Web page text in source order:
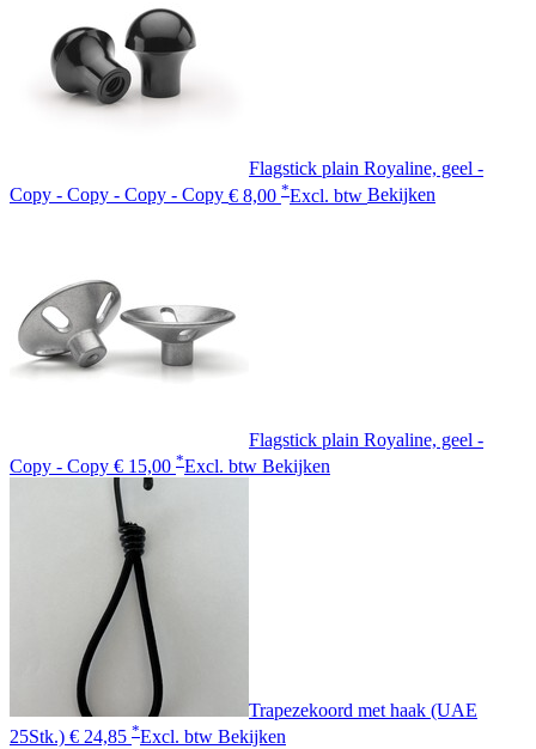
Flagstick plain Royaline, geel -
Copy - Copy - Copy - Copy € 8,00 *Excl. btw Bekijken
Flagstick plain Royaline, geel -
Copy - Copy € 15,00 *Excl. btw Bekijken
Trapezekoord met haak (UAE
25Stk.) € 24,85 *Excl. btw Bekijken